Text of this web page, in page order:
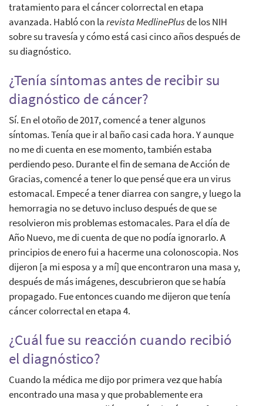
tratamiento para el cáncer colorrectal en etapa
avanzada. Habló con larevista MedlinePlusde los NIH
sobre su travesía y cómo está casi cinco años después de
su diagnóstico.
¿Tenía síntomas antes de recibir su
diagnóstico de cáncer?
Sí. En el otoño de 2017, comencé a tener algunos
síntomas. Tenía que ir al baño casi cada hora. Y aunque
no me di cuenta en ese momento, también estaba
perdiendo peso. Durante el fin de semana de Acción de
Gracias, comencé a tener lo que pensé que era un virus
estomacal. Empecé a tener diarrea con sangre, y luego la
hemorragia no se detuvo incluso después de que se
resolvieron mis problemas estomacales. Para el día de
Año Nuevo, me di cuenta de que no podía ignorarlo. A
principios de enero fui a hacerme una colonoscopia. Nos
dijeron [a mi esposa y a mí] que encontraron una masa y,
después de más imágenes, descubrieron que se había
propagado. Fue entonces cuando me dijeron que tenía
cáncer colorrectal en etapa 4.
¿Cuál fue su reacción cuando recibió
el diagnóstico?
Cuando la médica me dijo por primera vez que había
encontrado una masa y que probablemente era